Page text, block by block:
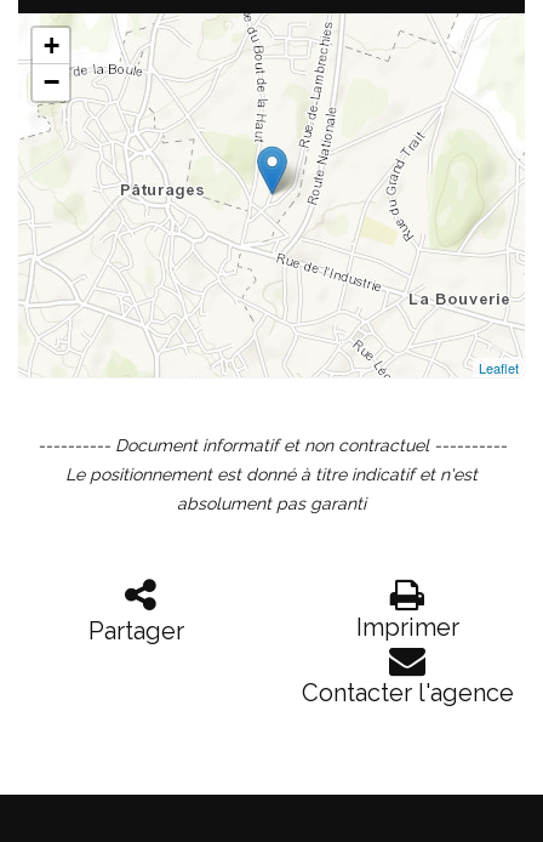
+
−
Leaflet
---------- Document informatif et non contractuel ----------
Le positionnement est donné à titre indicatif et n'est
absolument pas garanti
Partager Imprimer
Contacter l'agence